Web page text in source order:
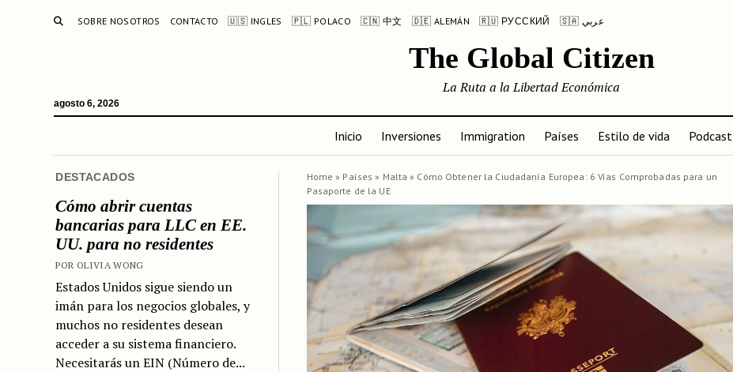
BUSCAR
SOBRE NOSOTROS CONTACTO 🇺🇸 INGLES 🇵🇱 POLACO 🇨🇳 中文 🇩🇪 ALEMÁN 🇷🇺 РУССКИЙ 🇸🇦 عربي
The Global Citizen
agosto 6, 2026
La Ruta a la Libertad Económica
Inicio Inversiones Immigration Países Estilo de vida Podcast
DESTACADOS
Cómo abrir cuentas
bancarias para LLC en EE.
UU. para no residentes
POR OLIVIA WONG
Estados Unidos sigue siendo un
imán para los negocios globales, y
muchos no residentes desean
acceder a su sistema financiero.
Necesitarás un EIN (Número de...
Home » Países » Malta » Cómo Obtener la Ciudadanía Europea: 6 Vías Comprobadas para un
Pasaporte de la UE